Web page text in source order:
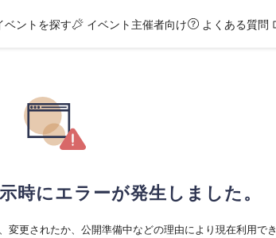
ベントを探す イベント主催者向け よくある質問
時にエラーが発生しました。
変更されたか、公開準備中などの理由により現在利用でき